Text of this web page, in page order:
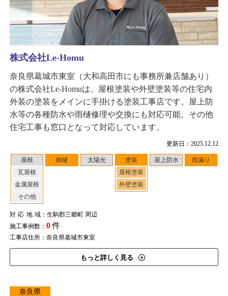
更新日：2025.12.12
屋根
瓦屋根
金属屋根
その他
雨樋 太陽光
塗装
屋根塗装
外壁塗装
屋上防水 雨漏り
対応地域：生駒郡三郷町 周辺
施工事例数： 0件
工事店住所：奈良県葛城市東室
もっと詳しく見る
株式会社Le-Homu
奈良県葛城市東室（大和高田市にも事務所兼店舗あり）
の株式会社Le-Homuは、屋根塗装や外壁塗装等の住宅内
外装の塗装をメインに手掛ける塗装工事店です。屋上防
水等の各種防水や雨樋修理や交換にも対応可能。その他
住宅工事も窓口となって対応しています。
奈良県